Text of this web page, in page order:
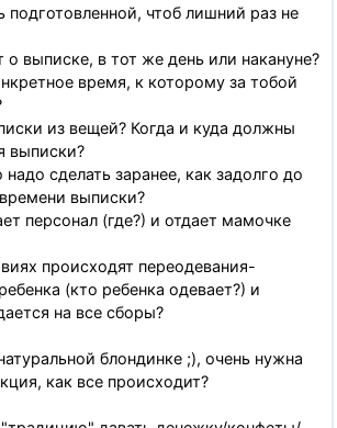
подготовленной, чтоб лишний раз не
о выписке, в тот же день или накануне?
время, к которому за тобой
из вещей? Когда и куда должны
выписки?
сделать заранее, как задолго до
выписки?
персонал (где?) и отдает мамочке
происходят переодевания-
(кто ребенка одевает?) и
на все сборы?
блондинке ;), очень нужна
как все происходит?